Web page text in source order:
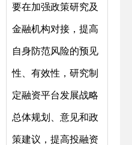
要在加强政策研究及
金融机构对接，提高
自身防范风险的预见
性、有效性，研究制
定融资平台发展战略
总体规划、意见和政
策建议，提高投融资